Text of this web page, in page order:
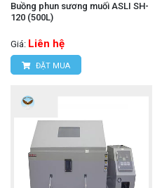
Buồng phun sương muối ASLI SH-
120 (500L)
Giá: Liên hệ
ĐẶT MUA